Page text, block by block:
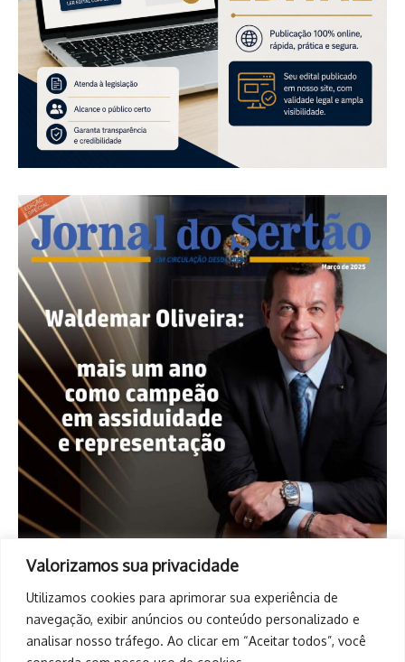
Valorizamos sua privacidade
Utilizamos cookies para aprimorar sua experiência de
navegação, exibir anúncios ou conteúdo personalizado e
analisar nosso tráfego. Ao clicar em “Aceitar todos”, você